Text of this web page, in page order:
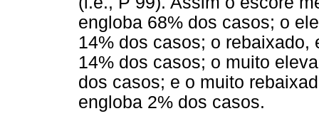
engloba 68% dos casos; o
14% dos casos; o rebaixado,
14% dos casos; o muito
dos casos; e o muito
engloba 2% dos casos.